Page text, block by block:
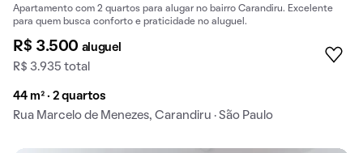
Apartamento com 2 quartos para alugar no bairro Carandiru. Excelente
para quem busca conforto e praticidade no aluguel.
R$ 3.500 aluguel
R$ 3.935 total
44 m² · 2 quartos
Rua Marcelo de Menezes, Carandiru · São Paulo